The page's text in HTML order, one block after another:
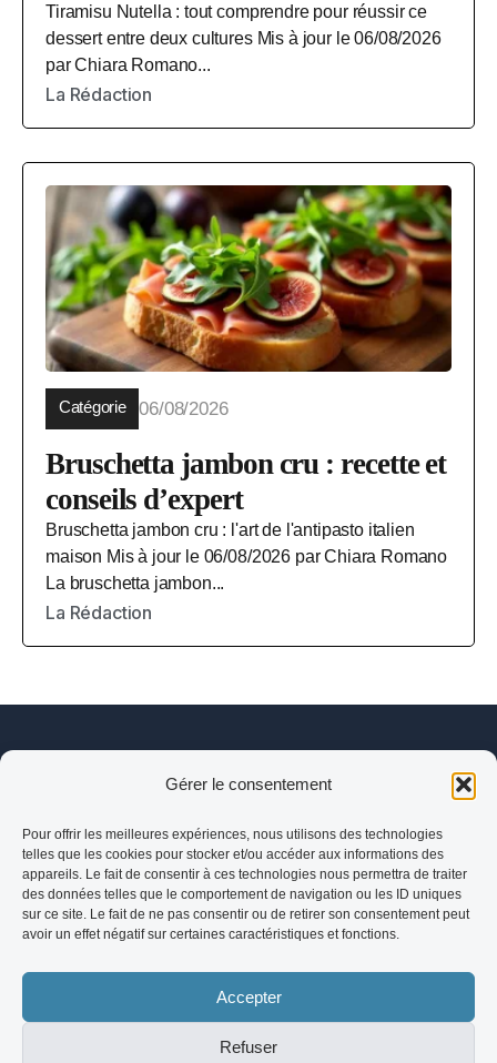
Gérer le consentement
Pour offrir les meilleures expériences, nous utilisons des technologies
telles que les cookies pour stocker et/ou accéder aux informations des
appareils. Le fait de consentir à ces technologies nous permettra de traiter
des données telles que le comportement de navigation ou les ID uniques
sur ce site. Le fait de ne pas consentir ou de retirer son consentement peut
avoir un effet négatif sur certaines caractéristiques et fonctions.
Accepter
Refuser
Tiramisu Nutella : tout comprendre pour réussir ce
dessert entre deux cultures Mis à jour le 06/08/2026
par Chiara Romano...
La Rédaction
Catégorie 06/08/2026
Bruschetta jambon cru : recette et
conseils d’expert
Bruschetta jambon cru : l'art de l'antipasto italien
maison Mis à jour le 06/08/2026 par Chiara Romano
La bruschetta jambon...
La Rédaction
Saveurs Italiennes
Service professionnel a
Saveurs Italiennes-